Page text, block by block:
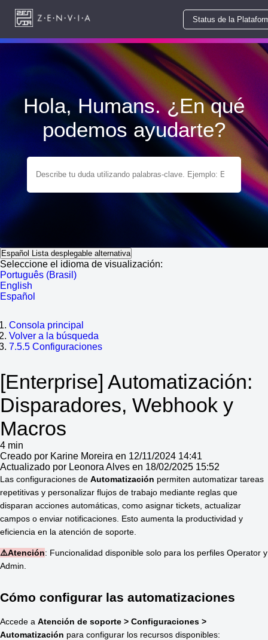
Status de la
Hola, Humans. ¿En qué
podemos ayudarte?
Español Lista desplegable alternativa
Seleccione el idioma de visualización:
Português (Brasil)
English
Español
Consola principal
Volver a la búsqueda
7.5.5 Configuraciones
[Enterprise] Automatización:
Disparadores, Webhook y
Macros
4 min
Creado por Karine Moreira en 12/11/2024 14:41
Actualizado por Leonora Alves en 18/02/2025 15:52
Las configuraciones de Automatización permiten automatizar tareas
repetitivas y personalizar flujos de trabajo mediante reglas que
disparan acciones automáticas, como asignar tickets, actualizar
campos o enviar notificaciones. Esto aumenta la productividad y
eficiencia en la atención de soporte.
⚠️Atención: Funcionalidad disponible solo para los perfiles Operator y
Admin.
Cómo configurar las automatizaciones
Accede a Atención de soporte > Configuraciones >
Automatización para configurar los recursos disponibles: